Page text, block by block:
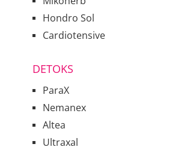
Hondro Sol
Cardiotensive
DETOKS
ParaX
Nemanex
Altea
Ultraxal